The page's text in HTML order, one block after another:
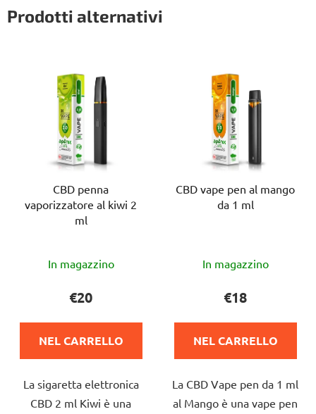
Prodotti alternativi
CBD penna
vaporizzatore al kiwi 2
ml
valutazione
media
è
su
5
In magazzino
€20
NEL CARRELLO
La sigaretta elettronica
CBD 2 ml Kiwi è una
CBD vape pen al mango
da 1 ml
valutazione
media
è
su
5
In magazzino
€18
NEL CARRELLO
La CBD Vape pen da 1 ml
al Mango è una vape pen